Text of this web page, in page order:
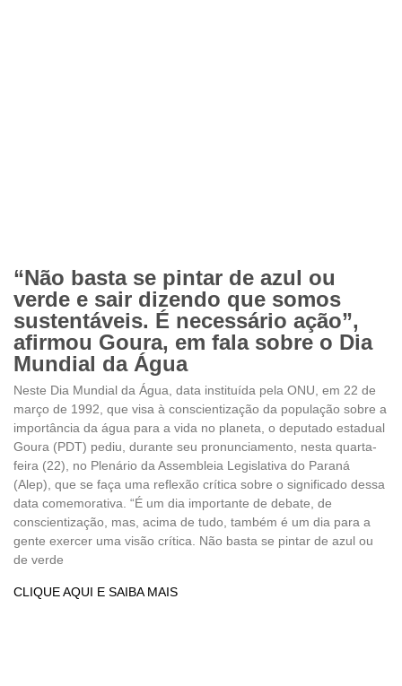
“Não basta se pintar de azul ou
verde e sair dizendo que somos
sustentáveis. É necessário ação”,
afirmou Goura, em fala sobre o Dia
Mundial da Água
Neste Dia Mundial da Água, data instituída pela ONU, em 22 de
março de 1992, que visa à conscientização da população sobre a
importância da água para a vida no planeta, o deputado estadual
Goura (PDT) pediu, durante seu pronunciamento, nesta quarta-
feira (22), no Plenário da Assembleia Legislativa do Paraná
(Alep), que se faça uma reflexão crítica sobre o significado dessa
data comemorativa. “É um dia importante de debate, de
conscientização, mas, acima de tudo, também é um dia para a
gente exercer uma visão crítica. Não basta se pintar de azul ou
de verde
CLIQUE AQUI E SAIBA MAIS